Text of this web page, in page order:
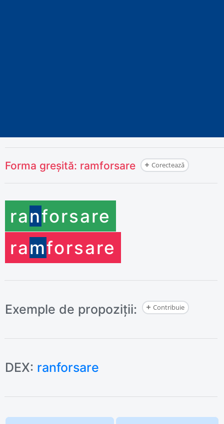
Forma greșită: ramforsare Corectează
ranforsare
ramforsare
Exemple de propoziții: Contribuie
DEX: ranforsare